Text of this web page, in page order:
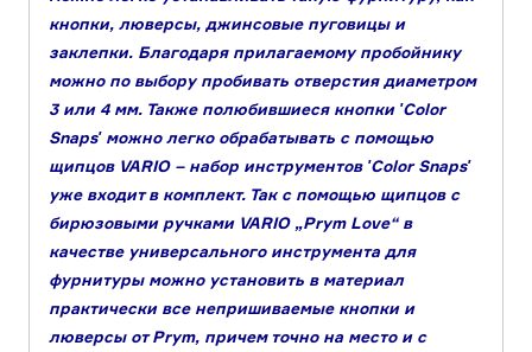
кнопки, люверсы, джинсовые пуговицы и
заклепки. Благодаря прилагаемому пробойнику
можно по выбору пробивать отверстия диаметром
3 или 4 мм. Также полюбившиеся кнопки ʹColor
Snapsʹ можно легко обрабатывать с помощью
щипцов VARIO – набор инструментов ʹColor Snapsʹ
уже входит в комплект. Так с помощью щипцов с
бирюзовыми ручками VARIO „Prym Love“ в
качестве универсального инструмента для
фурнитуры можно установить в материал
практически все непришиваемые кнопки и
люверсы от Prym, причем точно на место и с